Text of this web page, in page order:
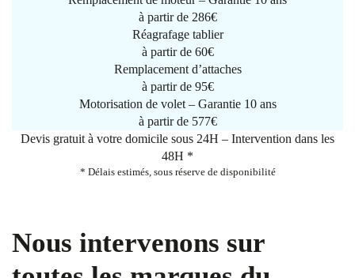
à partir de 286€
Réagrafage tablier
à partir de 60€
Remplacement d’attaches
à partir de 95€
Motorisation de volet – Garantie 10 ans
à partir de 577€
Devis gratuit à votre domicile sous 24H – Intervention dans les
48H *
* Délais estimés, sous réserve de disponibilité
Nous intervenons sur